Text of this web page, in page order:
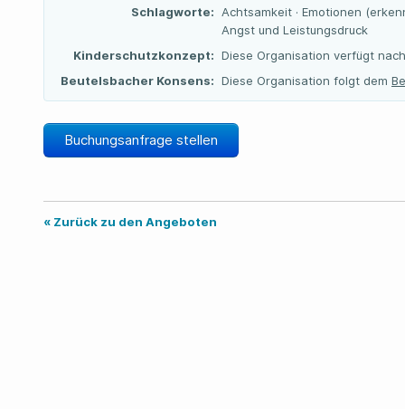
Schlagworte:
Achtsamkeit · Emotionen
Angst und Leistungsdruck
Kinderschutzkonzept: Diese Organisation verfügt
Beutelsbacher Konsens: Diese Organisation folgt dem
Buchungsanfrage stellen
« Zurück zu den Angeboten